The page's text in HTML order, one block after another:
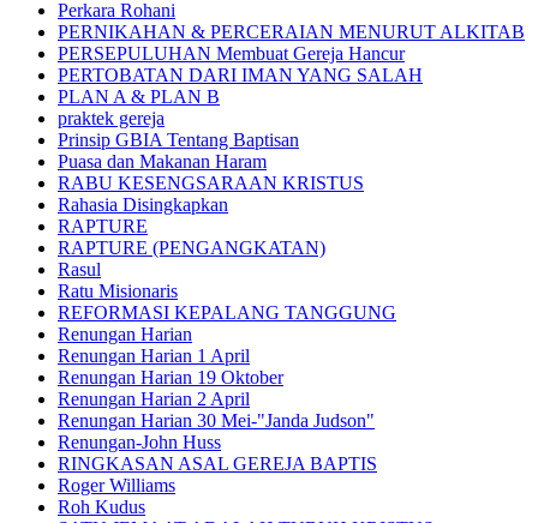
Perkara Rohani
PERNIKAHAN & PERCERAIAN MENURUT ALKITAB
PERSEPULUHAN Membuat Gereja Hancur
PERTOBATAN DARI IMAN YANG SALAH
PLAN A & PLAN B
praktek gereja
Prinsip GBIA Tentang Baptisan
Puasa dan Makanan Haram
RABU KESENGSARAAN KRISTUS
Rahasia Disingkapkan
RAPTURE
RAPTURE (PENGANGKATAN)
Rasul
Ratu Misionaris
REFORMASI KEPALANG TANGGUNG
Renungan Harian
Renungan Harian 1 April
Renungan Harian 19 Oktober
Renungan Harian 2 April
Renungan Harian 30 Mei-"Janda Judson"
Renungan-John Huss
RINGKASAN ASAL GEREJA BAPTIS
Roger Williams
Roh Kudus